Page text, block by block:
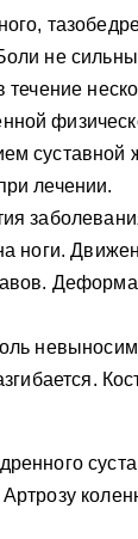
не
течение
суставной
лечении.
ноги.